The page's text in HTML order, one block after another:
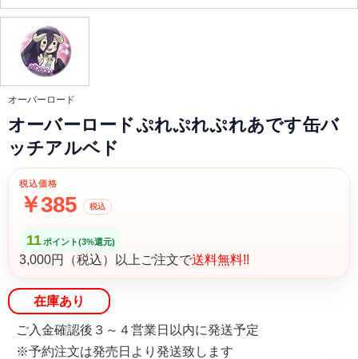
オーバーロード
オーバーロードぷれぷれぷれあです缶バ
ッチアルベド
税込価格
￥385 税込
11 ポイント(3%還元)
3,000円（税込）以上ご注文で送料無料!!
在庫あり
ご入金確認後３～４営業日以内に発送予定
※予約注文は発売日より発送致します